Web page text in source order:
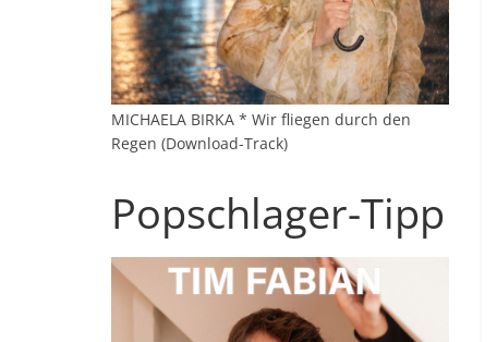
MICHAELA BIRKA * Wir fliegen durch den
Regen (Download-Track)
Popschlager-Tipp